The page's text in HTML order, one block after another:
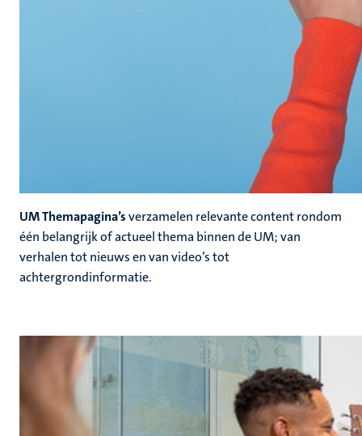
UM Themapagina’sverzamelen relevante content rondom
één belangrijk of actueel thema binnen de UM; van
verhalen tot nieuws en van video’s tot
achtergrondinformatie.